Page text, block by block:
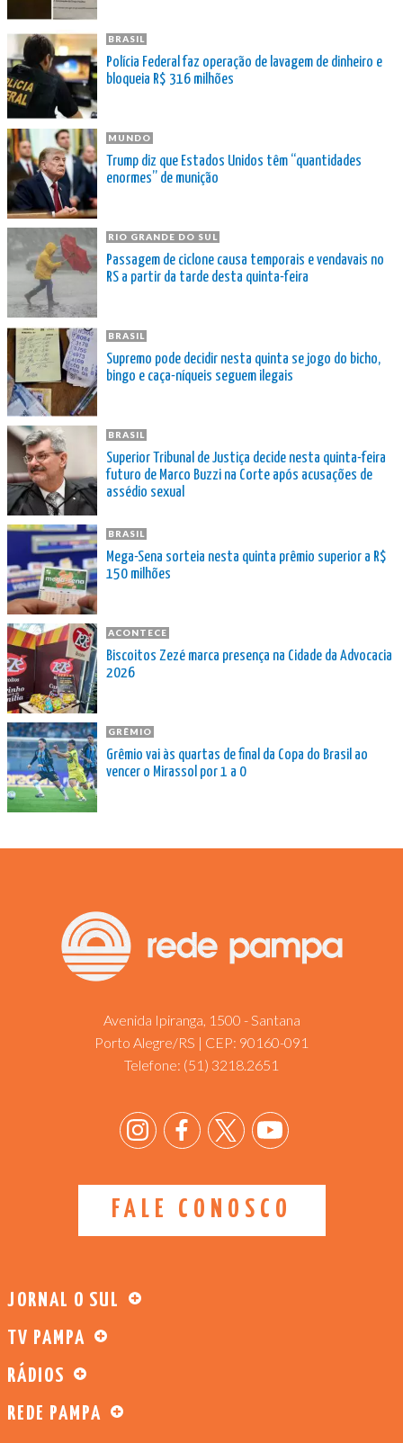
BRASIL
Polícia Federal faz operação de lavagem de dinheiro e
bloqueia R$ 316 milhões
MUNDO
Trump diz que Estados Unidos têm “quantidades
enormes” de munição
RIO GRANDE DO SUL
Passagem de ciclone causa temporais e vendavais no
RS a partir da tarde desta quinta-feira
BRASIL
Supremo pode decidir nesta quinta se jogo do bicho,
bingo e caça-níqueis seguem ilegais
BRASIL
Superior Tribunal de Justiça decide nesta quinta-feira
futuro de Marco Buzzi na Corte após acusações de
assédio sexual
BRASIL
Mega-Sena sorteia nesta quinta prêmio superior a R$
150 milhões
ACONTECE
Biscoitos Zezé marca presença na Cidade da Advocacia
2026
GRÊMIO
Grêmio vai às quartas de final da Copa do Brasil ao
vencer o Mirassol por 1 a 0
Avenida Ipiranga, 1500 - Santana
Porto Alegre/RS | CEP: 90160-091
Telefone: (51) 3218.2651
FALE CONOSCO
JORNAL O SUL
TV PAMPA
RÁDIOS
REDE PAMPA